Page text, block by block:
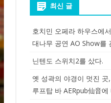
최신 글
호치민 오페라 하우스에
대나무 공연 AO Show를
닌텐도 스위치2를 샀다.
옛 성곽의 야경이 멋진 곳
루프탑 바 AERpub仙音에